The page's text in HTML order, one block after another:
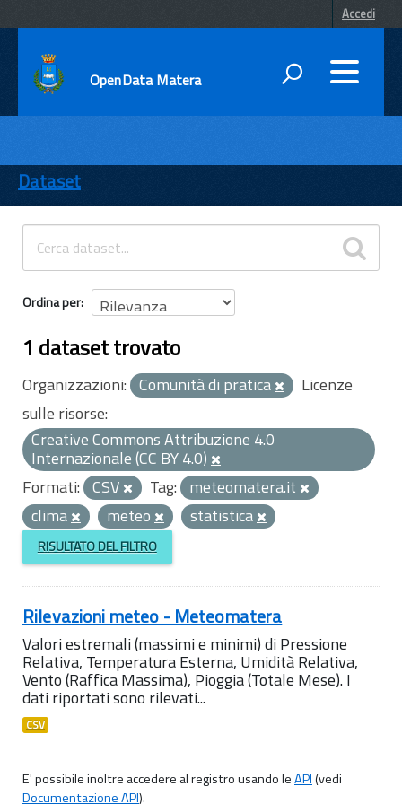
Accedi
OpenData Matera
ENTI
TEMI
INFORMAZIONI
Dataset
Ordina per
1 dataset trovato
Organizzazioni: Comunità di pratica
Licenze
sulle risorse:
Creative Commons Attribuzione 4.0
Internazionale (CC BY 4.0)
Formati: CSV Tag: meteomatera.it
clima
meteo statistica
RISULTATO DEL FILTRO
Rilevazioni meteo - Meteomatera
Valori estremali (massimi e minimi) di Pressione
Relativa, Temperatura Esterna, Umidità Relativa,
Vento (Raffica Massima), Pioggia (Totale Mese). I
dati riportati sono rilevati...
CSV
E' possibile inoltre accedere al registro usando leAPI(vedi
Documentazione API).